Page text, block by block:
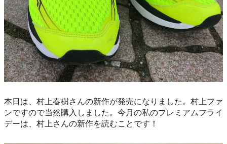
本日は、村上春樹さんの新作が発売になりました。村上ファ
ンですので当然購入しました。今月の私のプレミアムフライ
デーは、村上さんの新作を読むことです！